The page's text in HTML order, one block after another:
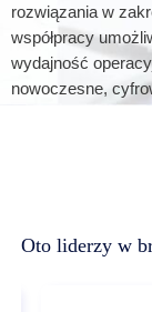
rozwiązania w
współpracy
wydajność
nowoczesne,
Oto liderzy w